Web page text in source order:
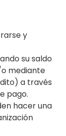
y
su saldo
mediante
a través
pago.
hacer una